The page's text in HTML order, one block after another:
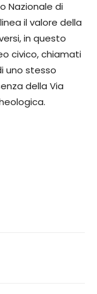
Nazionale di
il valore della
in questo
civico, chiamati
uno stesso
della Via